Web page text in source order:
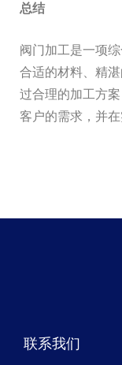
总结
阀门加工是一项
合适的材料、精
过合理的加工方
客户的需求，并
联系我们